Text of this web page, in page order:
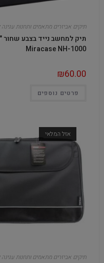
תיקים אביזרים מתאמים ותחנות
Miracase NH-1000
₪60.00
פרטים נוספים
אזל המלאי
תיקים אביזרים מתאמים ותחנות